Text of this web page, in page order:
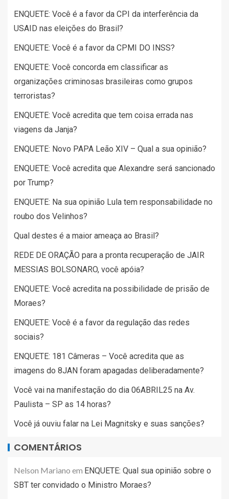
ENQUETE: Você é a favor da CPI da interferência da
USAID nas eleições do Brasil?
ENQUETE: Você é a favor da CPMI DO INSS?
ENQUETE: Você concorda em classificar as
organizações criminosas brasileiras como grupos
terroristas?
ENQUETE: Você acredita que tem coisa errada nas
viagens da Janja?
ENQUETE: Novo PAPA Leão XIV – Qual a sua opinião?
ENQUETE: Você acredita que Alexandre será sancionado
por Trump?
ENQUETE: Na sua opinião Lula tem responsabilidade no
roubo dos Velinhos?
Qual destes é a maior ameaça ao Brasil?
REDE DE ORAÇÃO para a pronta recuperação de JAIR
MESSIAS BOLSONARO, você apóia?
ENQUETE: Você acredita na possibilidade de prisão de
Moraes?
ENQUETE: Você é a favor da regulação das redes
sociais?
ENQUETE: 181 Câmeras – Você acredita que as
imagens do 8JAN foram apagadas deliberadamente?
Você vai na manifestação do dia 06ABRIL25 na Av.
Paulista – SP as 14 horas?
Você já ouviu falar na Lei Magnitsky e suas sanções?
COMENTÁRIOS
Nelson Mariano em ENQUETE: Qual sua opinião sobre o
SBT ter convidado o Ministro Moraes?